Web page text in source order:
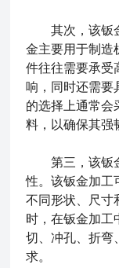
其次，该钣金
金主要用于制造
件往往需要承受
响，同时还需要
的选择上通常会
料，以确保其强
第三，该钣金
性。该钣金加工
不同形状、尺寸
时，在钣金加工
切、冲孔、折弯
求。